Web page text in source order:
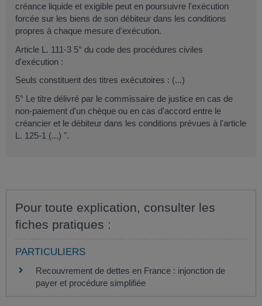
créance liquide et exigible peut en poursuivre l'exécution
forcée sur les biens de son débiteur dans les conditions
propres à chaque mesure d'exécution.
Article L. 111-3 5° du code des procédures civiles
d'exécution :
Seuls constituent des titres exécutoires : (...)
5° Le titre délivré par le commissaire de justice en cas de
non-paiement d'un chèque ou en cas d'accord entre le
créancier et le débiteur dans les conditions prévues à l'article
L. 125-1 (...) ".
Pour toute explication, consulter les
fiches pratiques :
PARTICULIERS
Recouvrement de dettes en France : injonction de
payer et procédure simplifiée